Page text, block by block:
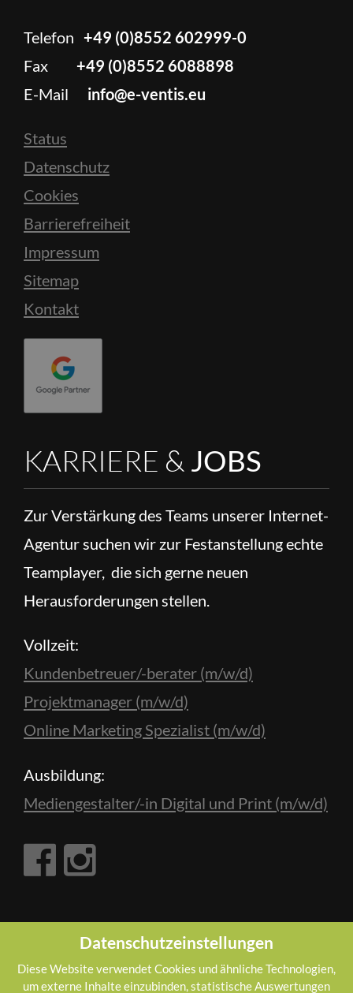
Datenschutzeinstellungen
Diese Website verwendet Cookies und ähnliche Technologien,
um externe Inhalte einzubinden, statistische Auswertungen
Telefon +49 (0)8552 602999-0
Fax +49 (0)8552 6088898
E-Mail info@e-ventis.eu
Status
Datenschutz
Cookies
Barrierefreiheit
Impressum
Sitemap
Kontakt
KARRIERE & JOBS
Zur Verstärkung des Teams unserer Internet-
Agentur suchen wir zur Festanstellung echte
Teamplayer, die sich gerne neuen
Herausforderungen stellen.
Vollzeit:
Kundenbetreuer/-berater (m/w/d)
Projektmanager (m/w/d)
Online Marketing Spezialist (m/w/d)
Ausbildung:
Mediengestalter/-in Digital und Print (m/w/d)
E-VENTISNEWS